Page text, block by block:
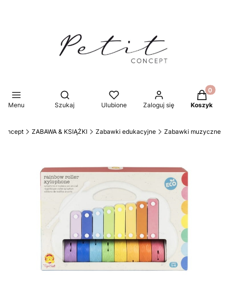
Menu
Otwórz wyszukiwarkę
Szukaj Ulubione Zaloguj się Koszyk
ZABAWA & KSIĄŻKI Zabawki edukacyjne Zabawki muzyczne